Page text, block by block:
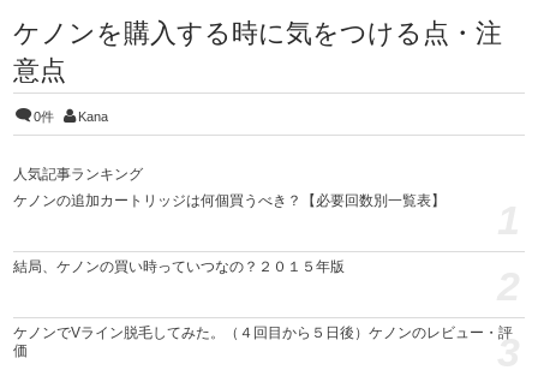
ケノンを購入する時に気をつける点・注
意点
0件 Kana
人気記事ランキング
ケノンの追加カートリッジは何個買うべき？【必要回数別一覧表】
結局、ケノンの買い時っていつなの？２０１５年版
ケノンでVライン脱毛してみた。（４回目から５日後）ケノンのレビュー・評
価
3